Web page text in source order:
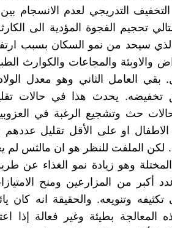
التدريجي لعدم الانسجام
تحجيم الفجوة المؤدية الى
سيحد من نمو السكان بسبب
والاوبئة والمجاعات والكوارث
بقي العامل الثاني وهو معدل
يحدث هذا في حالات
حث وتشجيع الرغبة في
الاطفال او على الأقل تقليل عددهم
لكن الملفت للنظر هو ان مالثس
المختلة وهو زيادة نمو الغذاء عن
أكبر من المزارعين ومنح
تكثيفه وتنويعه. والحقيقة انه
المعالجة بطيئة وغير فعالة إذا